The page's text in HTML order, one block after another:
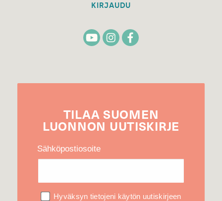
KIRJAUDU
TILAA SUOMEN
LUONNON UUTIS­KIRJE
Sähköpostiosoite
Hyväksyn tietojeni käytön uutiskirjeen